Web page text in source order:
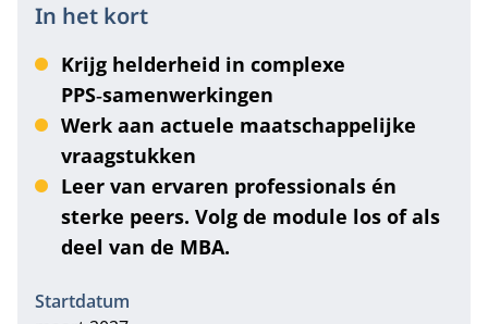
In het kort
Krijg helderheid in complexe
PPS‑samenwerkingen
Werk aan actuele maatschappelijke
vraagstukken
Leer van ervaren professionals én
sterke peers. Volg de module los of als
deel van de MBA.
Informatie
Startdatum